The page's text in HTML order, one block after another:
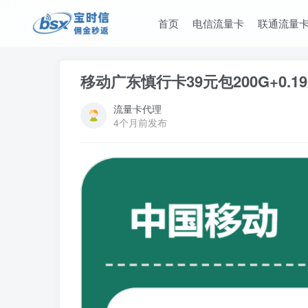
首页 电信流量卡 联通流量
移动广东慎行卡39元包
流量卡代理
4个月前发布